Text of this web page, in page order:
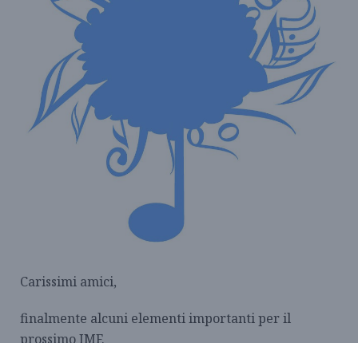
Carissimi amici,
finalmente alcuni elementi importanti per il
prossimo IMF.